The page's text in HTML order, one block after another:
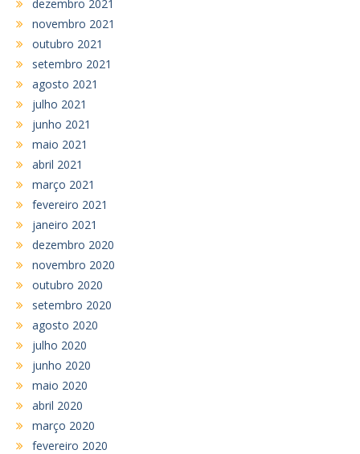
dezembro 2021
novembro 2021
outubro 2021
setembro 2021
agosto 2021
julho 2021
junho 2021
maio 2021
abril 2021
março 2021
fevereiro 2021
janeiro 2021
dezembro 2020
novembro 2020
outubro 2020
setembro 2020
agosto 2020
julho 2020
junho 2020
maio 2020
abril 2020
março 2020
fevereiro 2020